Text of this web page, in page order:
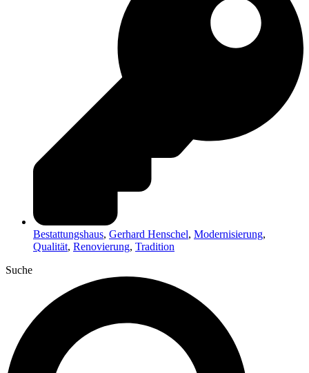
Bestattungshaus, Gerhard Henschel, Modernisierung,
Qualität, Renovierung, Tradition
Suche